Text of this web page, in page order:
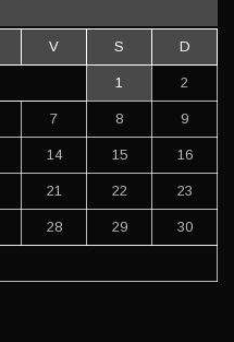
V S D
1 2
7 8 9
14 15 16
21 22 23
28 29 30